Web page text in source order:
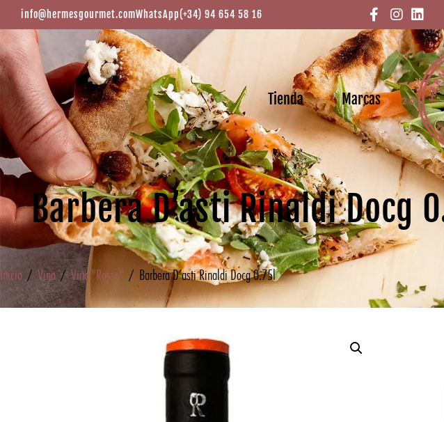
info@hermesgourmet.comWhatsApp(+34) 94 654 58 16
Tienda Marcas
Barbera D’asti Rinaldi Docg
Inicio / Vino/Vino "Rosso" / Barbera D’asti Rinaldi Docg 0.75l